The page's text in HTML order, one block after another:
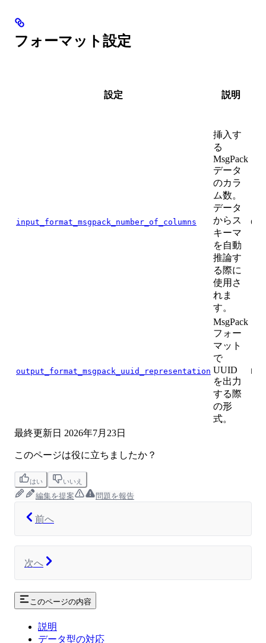
フォーマット設定
設定 説明
input_format_msgpack_number_of_columns
挿入す
る
MsgPack
データ
のカラ
ム数。
データ
からス
キーマ
を自動
推論す
る際に
使用さ
れま
す。
0
output_format_msgpack_uuid_representation
MsgPack
フォー
マット
で
UUID
を出力
する際
の形
式。
EXT
最終更新日 2026年7月23日
このページは役に立ちましたか？
はい いいえ
編集を提案 問題を報告
前へ
次へ
このページの内容
説明
データ型の対応